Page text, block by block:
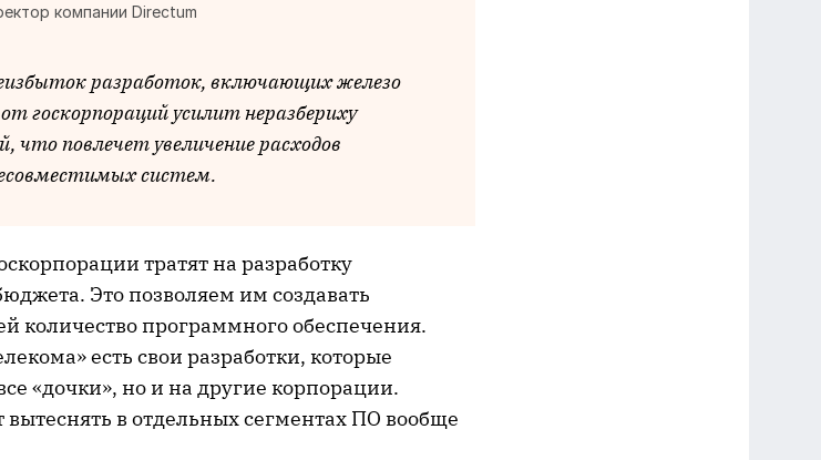
компании Directum
разработок, включающих железо
госкорпораций усилит неразбериху
что повлечет увеличение расходов
систем.
тратят на разработку
Это позволяем им создавать
количество программного обеспечения.
есть свои разработки, которые
«дочки», но и на другие корпорации.
в отдельных сегментах ПО вообще